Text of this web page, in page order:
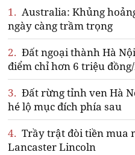
1. Australia: Khủng
ngày càng trầm trọng
2. Đất ngoại thành Hà
điểm chỉ hơn 6 triệu
3. Đất rừng tỉnh ven Hà
hé lộ mục đích phía sau
4. Trầy trật đòi tiền mua
Lancaster Lincoln